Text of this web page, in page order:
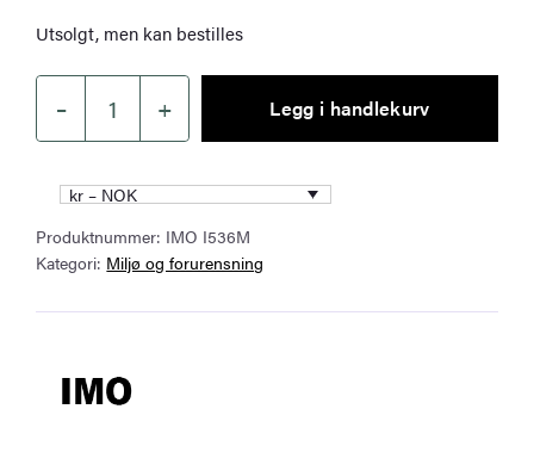
Utsolgt, men kan bestilles
–
LC
&
Protocol
Step-
by-
Step
+ Legg i handlekurv
kr – NOK
Produktnummer: IMO I536M
Kategori: Miljø og forurensning